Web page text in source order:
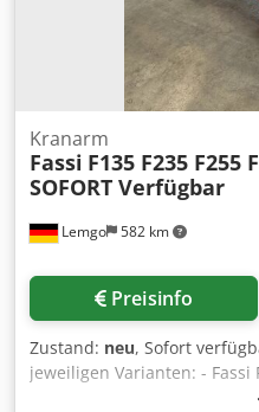
Lemgo 582 km
Kranarm
Fassi F135 F235 F255
SOFORT Verfügbar
Preisinfo
Zustand: neu, Sofort
jeweiligen Varianten: - Fassi
Hydraulischer Ausschub) -